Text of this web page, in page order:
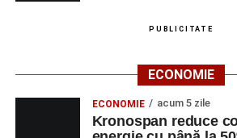
PUBLICITATE
ECONOMIE
ECONOMIE acum 5 zile
Kronospan reduce